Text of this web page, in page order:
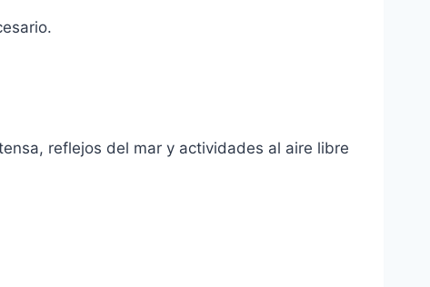
reflejos del mar y actividades al aire libre